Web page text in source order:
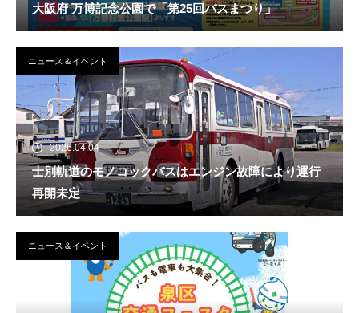
大阪府 万博記念公園で「第25回バスまつり」
ニュース＆イベント
2026.04.04
士別軌道のモノコックバスはエンジン故障により運行
再開未定
ニュース＆イベント